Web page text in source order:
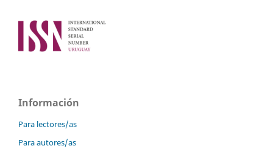
Información
Para lectores/as
Para autores/as